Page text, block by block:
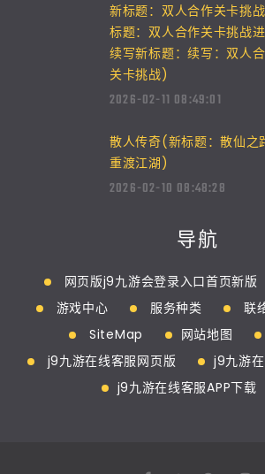
新标题：双人合作关卡挑
标题：双人合作关卡挑战
续写新标题：续写：双人
关卡挑战)
2026-02-11 08:49:01
散人传奇(新标题：散仙之
重渡江湖)
2026-02-10 08:48:28
导航
网页版j9九游会登录入口首页新版
游戏中心
服务种类
联
SiteMap
网站地图
j9九游在线客服网页版
j9九游
j9九游在线客服APP下载